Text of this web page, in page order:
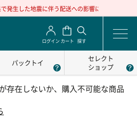
発生した地震に伴う配送への影響について
ログイン カート 探す
パックトイ
セレクト
ショップ
存在しないか、購入不可能な商品